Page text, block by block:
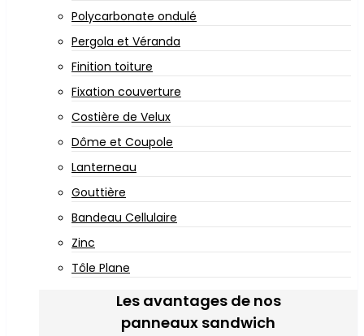
Polycarbonate ondulé
Pergola et Véranda
Finition toiture
Fixation couverture
Costière de Velux
Dôme et Coupole
Lanterneau
Gouttière
Bandeau Cellulaire
Zinc
Tôle Plane
Les avantages de nos
panneaux sandwich